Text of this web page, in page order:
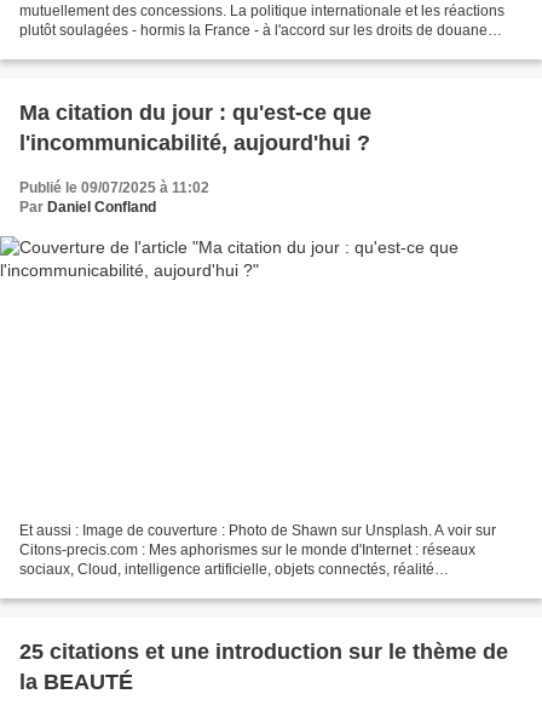
mutuellement des concessions. La politique internationale et les réactions
plutôt soulagées - hormis la France - à l'accord sur les droits de douane
Ma citation du jour : qu'est-ce que
l'incommunicabilité, aujourd'hui ?
Publié le 09/07/2025 à 11:02
Par Daniel Confland
Et aussi : Image de couverture : Photo de Shawn sur Unsplash. A voir sur
Citons-precis.com : Mes aphorismes sur le monde d'Internet : réseaux
sociaux, Cloud, intelligence artificielle, objets connectés, réalité
25 citations et une introduction sur le thème de
la BEAUTÉ